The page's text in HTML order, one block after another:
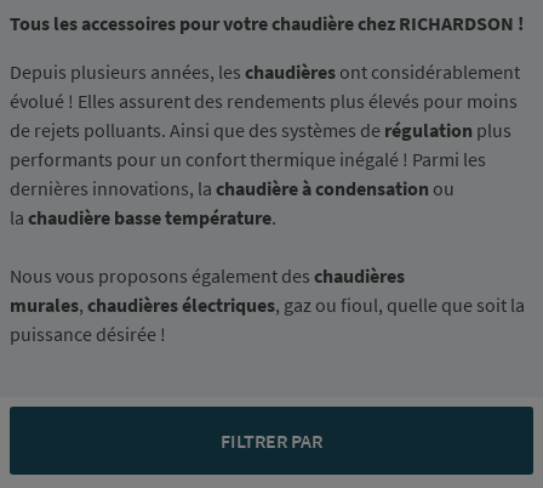
Tous les accessoires pour votre chaudière chez RICHARDSON !
Depuis plusieurs années, les chaudières ont considérablement
évolué ! Elles assurent des rendements plus élevés pour moins
de rejets polluants. Ainsi que des systèmes de régulation plus
performants pour un confort thermique inégalé ! Parmi les
dernières innovations, la chaudière à condensation ou
la chaudière basse température.
Nous vous proposons également des chaudières
murales, chaudières électriques, gaz ou fioul, quelle que soit la
puissance désirée !
FILTRER PAR